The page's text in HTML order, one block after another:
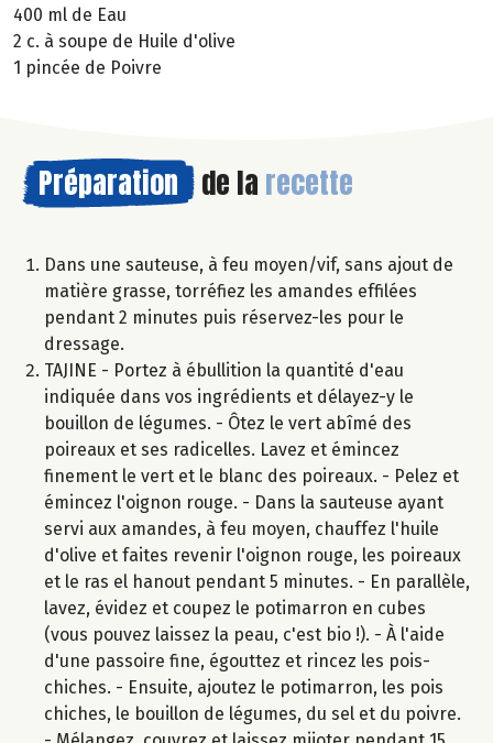
400 ml de Eau
2 c. à soupe de Huile d'olive
1 pincée de Poivre
Préparation de la recette
Dans une sauteuse, à feu moyen/vif, sans ajout de
matière grasse, torréfiez les amandes effilées
pendant 2 minutes puis réservez-les pour le
dressage.
TAJINE - Portez à ébullition la quantité d'eau
indiquée dans vos ingrédients et délayez-y le
bouillon de légumes. - Ôtez le vert abîmé des
poireaux et ses radicelles. Lavez et émincez
finement le vert et le blanc des poireaux. - Pelez et
émincez l'oignon rouge. - Dans la sauteuse ayant
servi aux amandes, à feu moyen, chauffez l'huile
d'olive et faites revenir l'oignon rouge, les poireaux
et le ras el hanout pendant 5 minutes. - En parallèle,
lavez, évidez et coupez le potimarron en cubes
(vous pouvez laissez la peau, c'est bio !). - À l'aide
d'une passoire fine, égouttez et rincez les pois-
chiches. - Ensuite, ajoutez le potimarron, les pois
chiches, le bouillon de légumes, du sel et du poivre.